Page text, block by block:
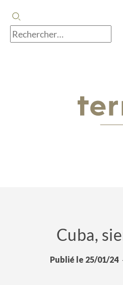
Cuba,
Publié le 25/01/24